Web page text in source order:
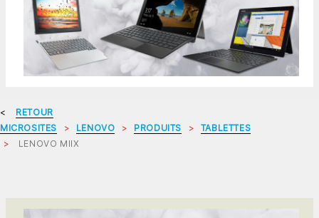
RETOUR
MICROSITES
LENOVO PRODUITS
TABLETTES
LENOVO MIIX